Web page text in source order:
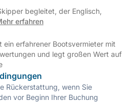
begleitet, der Englisch,
erfahren
ein erfahrener Bootsvermieter mit
und legt großen Wert auf
Rückerstattung, wenn Sie
vor Beginn Ihrer Buchung